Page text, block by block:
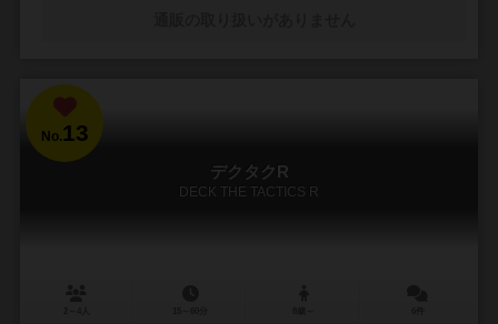
No.13
デクタクR
DECK THE TACTICS R